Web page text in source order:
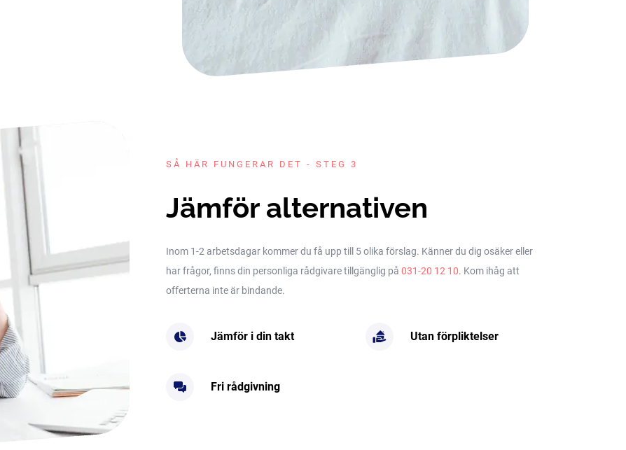
SÅ HÄR FUNGERAR DET - STEG 3
Jämför alternativen
Inom 1-2 arbetsdagar kommer du få upp till 5 olika förslag. Känner du dig osäker eller
har frågor, finns din personliga rådgivare tillgänglig på 031-20 12 10. Kom ihåg att
offerterna inte är bindande.
Jämför i din takt Utan förpliktelser
Fri rådgivning